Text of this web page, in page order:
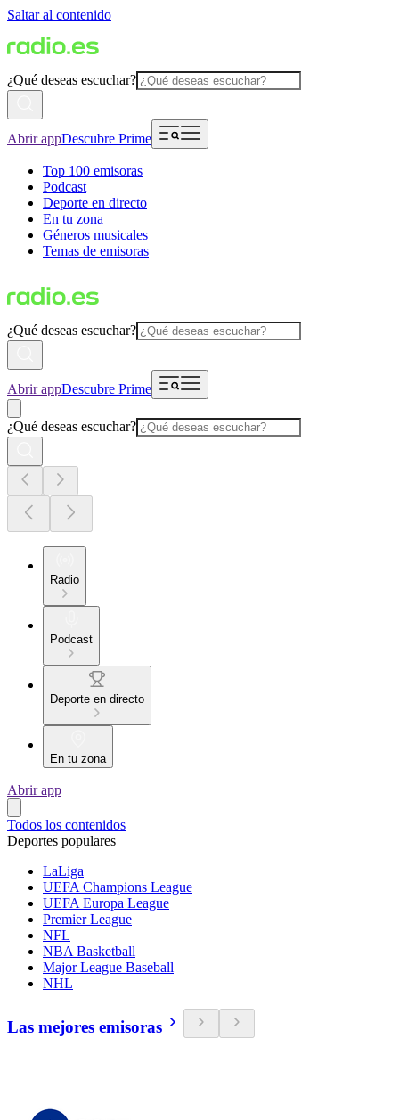
Saltar al contenido
¿Qué deseas escuchar?
Abrir appDescubre Prime
Top 100 emisoras
Podcast
Deporte en directo
En tu zona
Géneros musicales
Temas de emisoras
¿Qué deseas escuchar?
Abrir appDescubre Prime
¿Qué deseas escuchar?
Radio
Podcast
Deporte en directo
En tu zona
Abrir app
Todos los contenidos
Deportes populares
LaLiga
UEFA Champions League
UEFA Europa League
Premier League
NFL
NBA Basketball
Major League Baseball
NHL
Las mejores emisoras